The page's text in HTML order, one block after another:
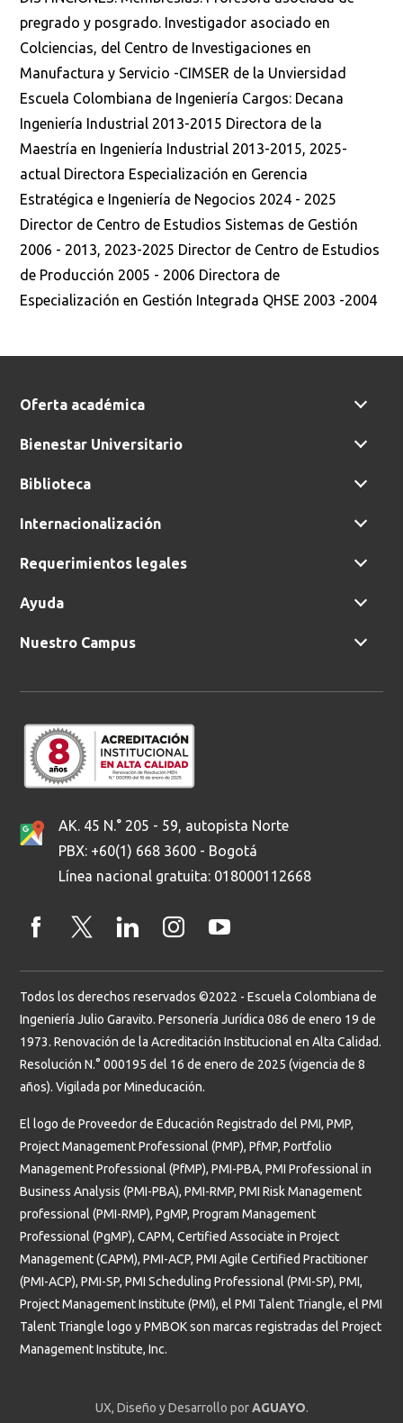
pregrado y posgrado. Investigador asociado en
Colciencias, del Centro de Investigaciones en
Manufactura y Servicio -CIMSER de la Unviersidad
Escuela Colombiana de Ingeniería Cargos: Decana
Ingeniería Industrial 2013-2015 Directora de la
Maestría en Ingeniería Industrial 2013-2015, 2025-
actual Directora Especialización en Gerencia
Estratégica e Ingeniería de Negocios 2024 - 2025
Director de Centro de Estudios Sistemas de Gestión
2006 - 2013, 2023-2025 Director de Centro de Estudios
de Producción 2005 - 2006 Directora de
Especialización en Gestión Integrada QHSE 2003 -2004
Oferta académica
Bienestar Universitario
Biblioteca
Internacionalización
Requerimientos legales
Ayuda
Nuestro Campus
AK. 45 N.° 205 - 59, autopista Norte
PBX: +60(1) 668 3600 - Bogotá
Línea nacional gratuita: 018000112668
Todos los derechos reservados ©2022 - Escuela Colombiana de
Ingeniería Julio Garavito. Personería Jurídica 086 de enero 19 de
1973. Renovación de la Acreditación Institucional en Alta Calidad.
Resolución N.° 000195 del 16 de enero de 2025 (vigencia de 8
años). Vigilada por Mineducación.
El logo de Proveedor de Educación Registrado del PMI, PMP,
Project Management Professional (PMP), PfMP, Portfolio
Management Professional (PfMP), PMI-PBA, PMI Professional in
Business Analysis (PMI-PBA), PMI-RMP, PMI Risk Management
professional (PMI-RMP), PgMP, Program Management
Professional (PgMP), CAPM, Certified Associate in Project
Management (CAPM), PMI-ACP, PMI Agile Certified Practitioner
(PMI-ACP), PMI-SP, PMI Scheduling Professional (PMI-SP), PMI,
Project Management Institute (PMI), el PMI Talent Triangle, el PMI
Talent Triangle logo y PMBOK son marcas registradas del Project
Management Institute, Inc.
UX, Diseño y Desarrollo porAGUAYO.